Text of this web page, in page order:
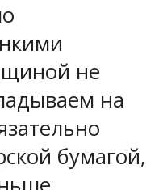
не
на
бумагой,